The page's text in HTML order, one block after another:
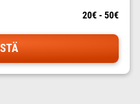
20€ - 50€